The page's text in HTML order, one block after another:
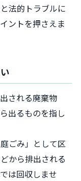
法的トラブルに
ントを押さえま
される廃棄物
出るものを指し
ごみ」として区
から排出される
は回収しませ